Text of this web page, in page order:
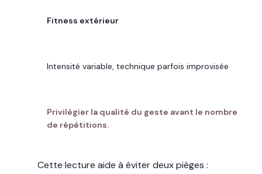
Fitness extérieur
Intensité variable, technique parfois improvisée
Privilégier la qualité du geste avant le nombre
de répétitions.
Cette lecture aide à éviter deux pièges :